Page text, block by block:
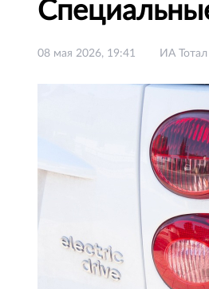
08 мая 2026, 19:41 ИА Тотал